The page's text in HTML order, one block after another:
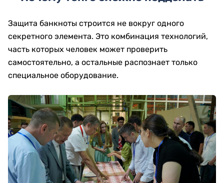
Защита банкноты строится не вокруг одного
секретного элемента. Это комбинация технологий,
часть которых человек может проверить
самостоятельно, а остальные распознает только
специальное оборудование.